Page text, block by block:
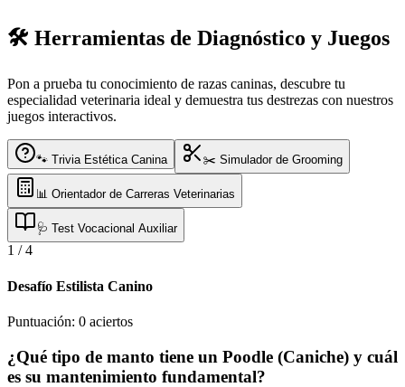
🛠️ Herramientas de Diagnóstico y Juegos
Pon a prueba tu conocimiento de razas caninas, descubre tu
especialidad veterinaria ideal y demuestra tus destrezas con nuestros
juegos interactivos.
🐾 Trivia Estética Canina ✂️ Simulador de Grooming
📊 Orientador de Carreras Veterinarias
🩺 Test Vocacional Auxiliar
1 /4
Desafío Estilista Canino
Puntuación: 0 aciertos
¿Qué tipo de manto tiene un Poodle (Caniche) y cuál
es su mantenimiento fundamental?